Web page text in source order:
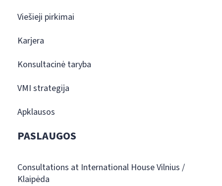
Viešieji pirkimai
Karjera
Konsultacinė taryba
VMI strategija
Apklausos
PASLAUGOS
Consultations at International House Vilnius /
Klaipėda